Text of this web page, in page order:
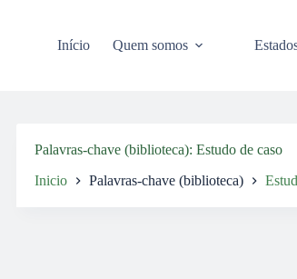
Início Quem somos
Palavras-chave (biblioteca) Estudo de caso
Inicio Palavras-chave (biblioteca)